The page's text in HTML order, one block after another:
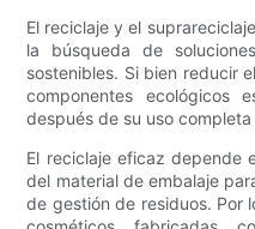
El reciclaje y el
la búsqueda de
sostenibles. Si bien reducir
componentes ecológicos
después de su uso
El reciclaje eficaz depende
del material de embalaje
de gestión de residuos. Por